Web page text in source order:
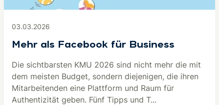
03.03.2026
Mehr als Facebook für Business
Die sichtbarsten KMU 2026 sind nicht mehr die mit
dem meisten Budget, sondern diejenigen, die ihren
Mitarbeitenden eine Plattform und Raum für
Authentizität geben. Fünf Tipps und T...